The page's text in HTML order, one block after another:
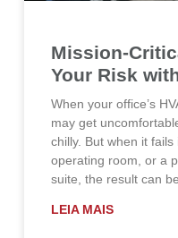
Mission-
Your Risk
When your office’s
may get
chilly. But when it
operating room, or a
suite, the result can
LEIA MAIS